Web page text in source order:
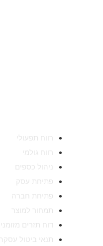
רווח תפעולי
רווח גולמי
ניהול כספים
פתיחת עסק
פתיחת חברה
תמחור למוצר
דוח תזרים
תנאי ביטול עסקה